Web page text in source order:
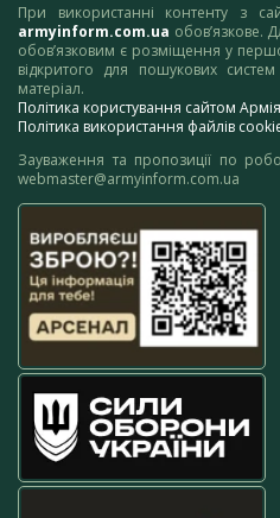
При використанні контенту з
armyinform.com.ua обов’язкове.
обов’язковим є розміщення у
відкритого для пошукових
матеріал.
Політика користування сайтом
Політика використання файлів
Зауваження та пропозиції по
webmaster@armyinform.com.ua